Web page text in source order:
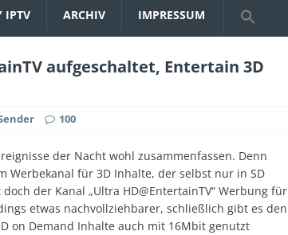
IPTV ARCHIV IMPRESSUM
aufgeschaltet, Entertain 3D
100
der Nacht wohl zusammenfassen. Denn
Werbekanal für 3D Inhalte, der selbst nur in SD
der Kanal „Ultra HD@EntertainTV“ Werbung für
etwas nachvollziehbarer, schließlich gibt es den
on Demand Inhalte auch mit 16Mbit genutzt